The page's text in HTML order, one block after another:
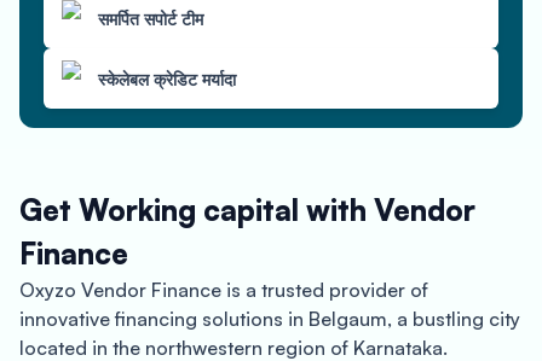
समर्पित सपोर्ट टीम
स्केलेबल क्रेडिट मर्यादा
Get Working capital with Vendor
Finance
Oxyzo Vendor Finance is a trusted provider of
innovative financing solutions in Belgaum, a bustling city
located in the northwestern region of Karnataka.